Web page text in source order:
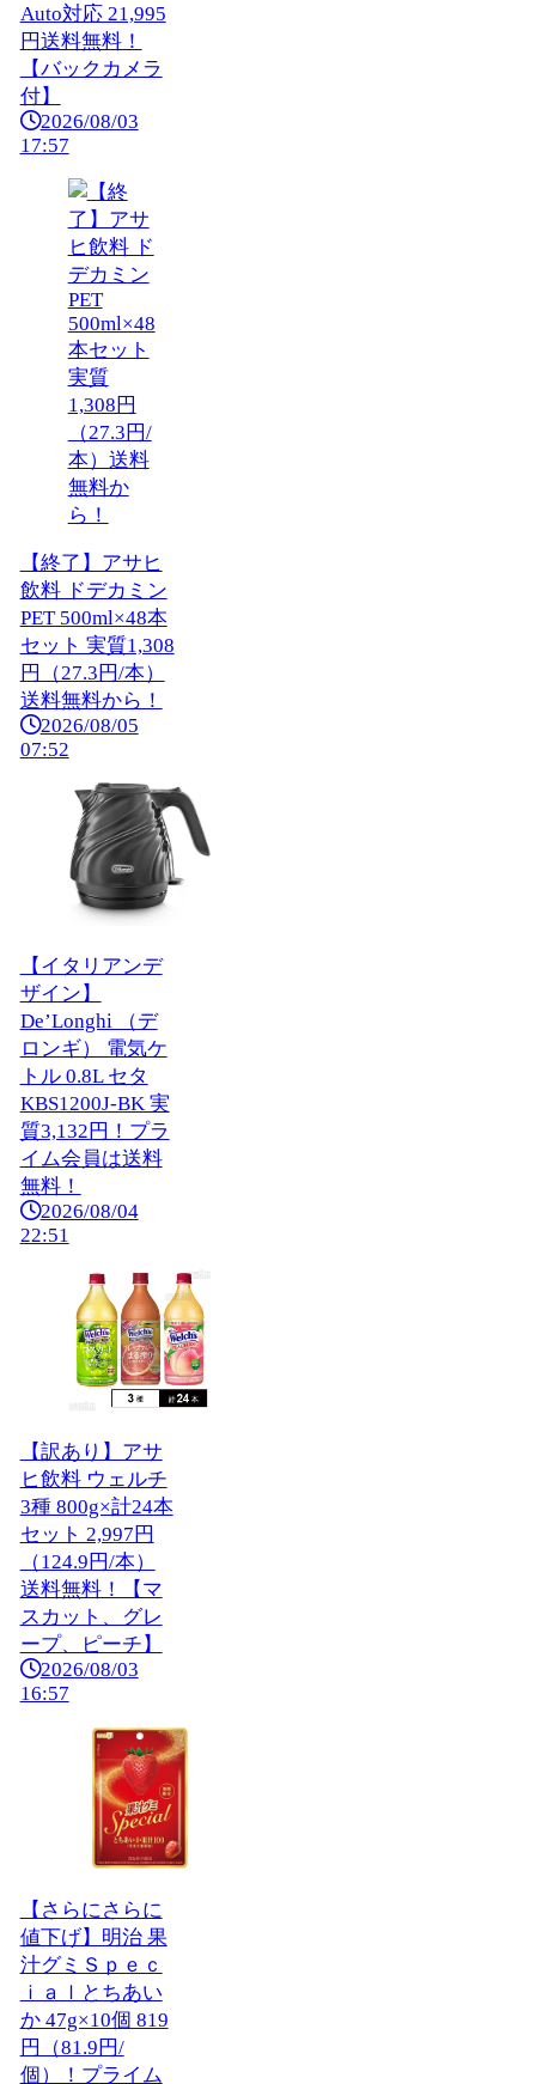
Auto対応 21,995
円送料無料！
【バックカメラ
付】
2026/08/03
17:57
【終了】アサヒ
飲料 ドデカミン
PET 500ml×48本
セット 実質1,308
円（27.3円/本）
送料無料から！
2026/08/05
07:52
【イタリアンデ
ザイン】
De’Longhi （デ
ロンギ） 電気ケ
トル 0.8L セタ
KBS1200J-BK 実
質3,132円！プラ
イム会員は送料
無料！
2026/08/04
22:51
【訳あり】アサ
ヒ飲料 ウェルチ
3種 800g×計24本
セット 2,997円
（124.9円/本）
送料無料！【マ
スカット、グレ
ープ、ピーチ】
2026/08/03
16:57
【さらにさらに
値下げ】明治 果
汁グミＳｐｅｃ
ｉａｌとちあい
か 47g×10個 819
円（81.9円/
個）！プライム